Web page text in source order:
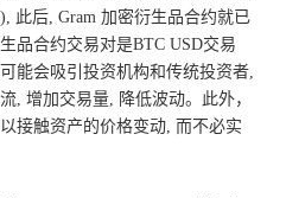
), 此后, Gram 加密衍生品合约就已
品合约交易对是BTC USD交易
能会吸引投资机构和传统投资者,
, 增加交易量, 降低波动。此外，
接触资产的价格变动, 而不必实